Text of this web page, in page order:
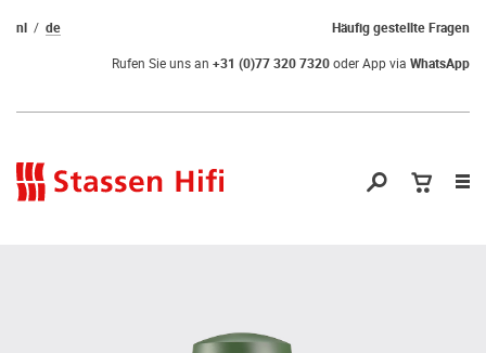
Häufig gestellte Fragen
nl de
Rufen Sie uns an +31 (0)77 320 7320oder App via WhatsApp